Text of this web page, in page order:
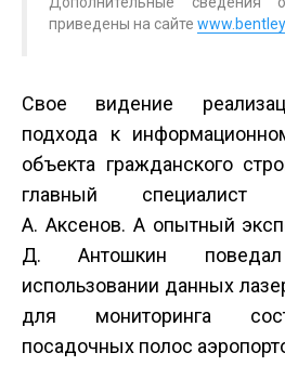
приведены на сайте
Свое видение
подхода к
объекта гражданского
главный специалист
А. Аксенов. А опытный
Д. Антошкин
использовании данных
для мониторинга
посадочных полос